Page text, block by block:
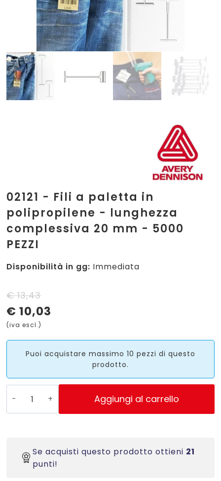
02121 - Fili a paletta in
polipropilene - lunghezza
complessiva 20 mm - 5000
PEZZI
Disponibilità in gg: Immediata
€13,43
Il
prezzo
originale
era:
€ 10,03
Il
prezzo
attuale
(iva escl.)
Puoi acquistare massimo 10 pezzi di questo
prodotto.
02121
in
polipropilene
Aggiungi al carrello
Se acquisti questo prodotto ottieni 21
punti!